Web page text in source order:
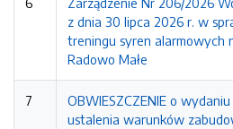
z dnia 30 lipca 2026 r. w
treningu syren alarmowych
Radowo Małe
7
OBWIESZCZENIE o
ustalenia warunków